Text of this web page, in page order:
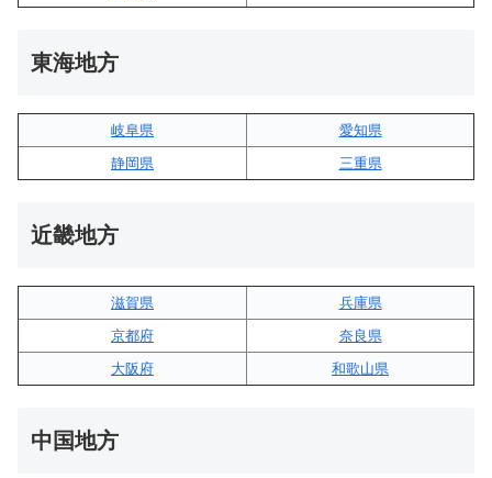
東海地方
岐阜県
愛知県
静岡県
三重県
近畿地方
滋賀県
兵庫県
京都府
奈良県
大阪府
和歌山県
中国地方